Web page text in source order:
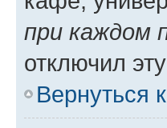
при каждом
отключил
Вернуться